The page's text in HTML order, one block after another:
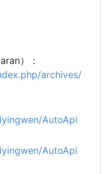
）：
archives/
AutoApi
AutoApi